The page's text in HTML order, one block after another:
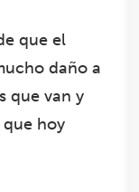
que el
daño a
que van y
hoy